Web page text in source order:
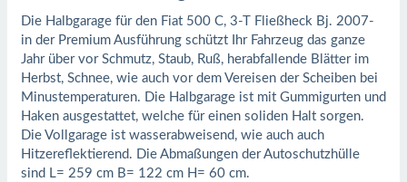
Die Halbgarage für den Fiat 500 C, 3-T Fließheck Bj. 2007-
in der Premium Ausführung schützt Ihr Fahrzeug das ganze
Jahr über vor Schmutz, Staub, Ruß, herabfallende Blätter im
Herbst, Schnee, wie auch vor dem Vereisen der Scheiben bei
Minustemperaturen. Die Halbgarage ist mit Gummigurten und
Haken ausgestattet, welche für einen soliden Halt sorgen.
Die Vollgarage ist wasserabweisend, wie auch auch
Hitzereflektierend. Die Abmaßungen der Autoschutzhülle
sind L= 259 cm B= 122 cm H= 60 cm.